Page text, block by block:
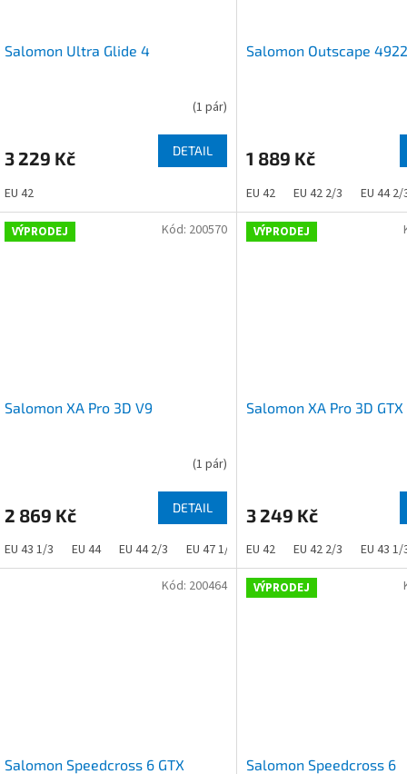
Salomon Ultra Glide 4
(1 pár)
3 229 Kč DETAIL
EU 42
Salomon Outscape
1 889 Kč
EU 42 EU 42 2/3 EU 44 2/
VÝPRODEJ
Salomon XA Pro 3D V9
(1 pár)
2 869 Kč DETAIL
EU 43 1/3 EU 44 EU 44 2/3 EU 47 1/3
Kód: 200570 VÝPRODEJ
Salomon XA Pro 3D GTX
3 249 Kč
EU 42 EU 42 2/3 EU 43 1/
Salomon Speedcross 6 GTX
Kód: 200464 VÝPRODEJ
Salomon Speedcross 6